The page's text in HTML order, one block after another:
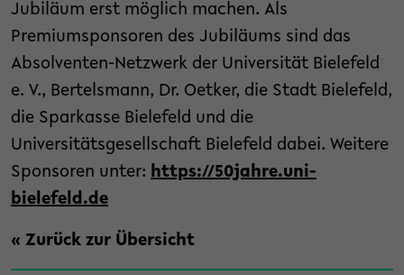
Jubiläum erst möglich machen. Als
Premiumsponsoren des Jubiläums sind das
Absolventen-Netzwerk der Universität Bielefeld
e. V., Bertelsmann, Dr. Oetker, die Stadt Bielefeld,
die Sparkasse Bielefeld und die
Universitätsgesellschaft Bielefeld dabei. Weitere
Sponsoren unter: https://50jahre.uni-
bielefeld.de
« Zurück zur Übersicht